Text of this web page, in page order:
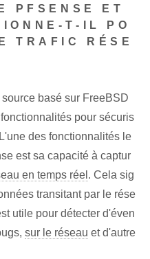
PFSENSE ET
T-IL PO
TRAFIC RÉSE
basé sur FreeBSD
pour sécuris
des fonctionnalités le
est sa capacité à captur
en temps réel . Cela sig
transitant par le rése
utile pour détecter d'éven
sur le réseau et d'autre